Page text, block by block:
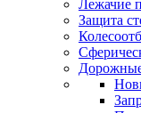
Лежачие
Защита